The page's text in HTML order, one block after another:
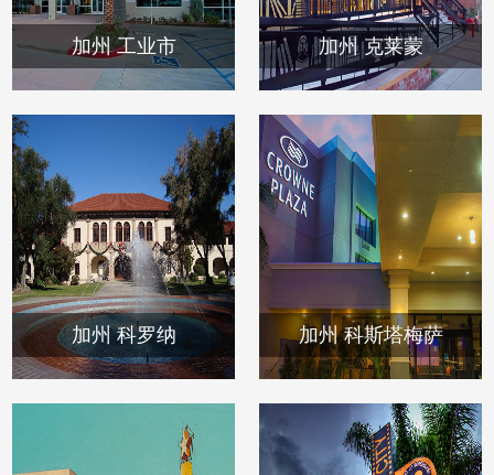
加州 工业市 加州 克莱蒙
加州 科罗纳 加州 科斯塔梅萨